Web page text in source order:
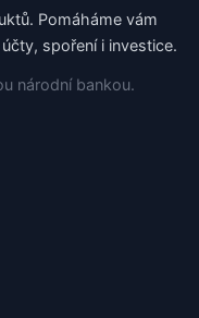
Pomáháme vám
spoření i investice.
národní bankou.